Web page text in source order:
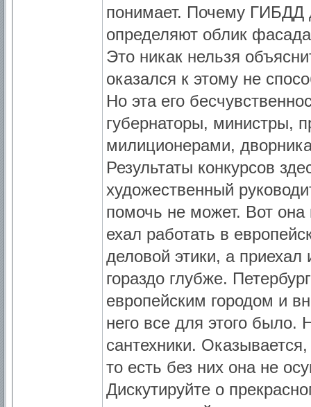
понимает. Почему ГИБДД
определяют облик
Это никак нельзя
оказался к этому не
Но эта его
губернаторы, министры,
милиционерами,
Результаты конкурсов
художественный
помочь не может. Вот она
ехал работать в
деловой этики, а
гораздо глубже.
европейским городом и
него все для этого
сантехники.
то есть без них она не
Дискутируйте о